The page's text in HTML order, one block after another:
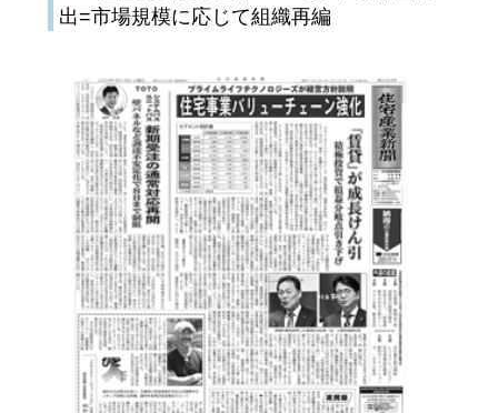
出=市場規模に応じて組織再編